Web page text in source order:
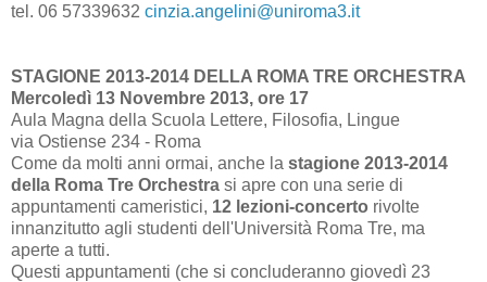
tel. 06 57339632 cinzia.angelini@uniroma3.it
STAGIONE 2013-2014 DELLA ROMA TRE ORCHESTRA
Mercoledì 13 Novembre 2013, ore 17
Aula Magna della Scuola Lettere, Filosofia, Lingue
via Ostiense 234 - Roma
Come da molti anni ormai, anche la stagione 2013-2014
della Roma Tre Orchestra si apre con una serie di
appuntamenti cameristici, 12 lezioni-concerto rivolte
innanzitutto agli studenti dell'Università Roma Tre, ma
aperte a tutti.
Questi appuntamenti (che si concluderanno giovedì 23